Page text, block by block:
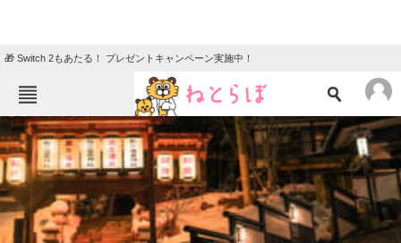
🎁 Switch 2もあたる！ プレゼントキャンペーン実施中！
ねとらぼメニュー
TOP ニュース
エンタメ クイズ
グルメ 地域